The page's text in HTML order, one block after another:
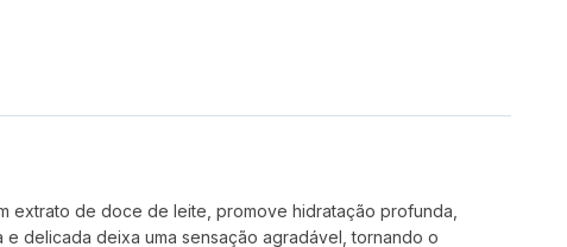
extrato de doce de leite, promove hidratação profunda,
delicada deixa uma sensação agradável, tornando o